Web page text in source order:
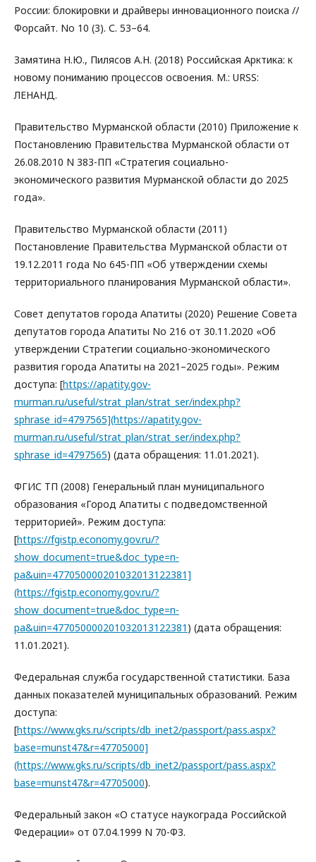
России: блокировки и драйверы инновационного поиска //
Форсайт. No 10 (3). С. 53–64.
Замятина Н.Ю., Пилясов А.Н. (2018) Российская Арктика: к
новому пониманию процессов освоения. М.: URSS:
ЛЕНАНД.
Правительство Мурманской области (2010) Приложение к
Постановлению Правительства Мурманской области от
26.08.2010 N 383-ПП «Стратегия социально-
экономического развития Мурманской области до 2025
года».
Правительство Мурманской области (2011)
Постановление Правительства Мурманской области от
19.12.2011 года No 645-ПП «Об утверждении схемы
территориального планирования Мурманской области».
Совет депутатов города Апатиты (2020) Решение Совета
депутатов города Апатиты No 216 от 30.11.2020 «Об
утверждении Стратегии социально-экономического
развития города Апатиты на 2021–2025 годы». Режим
доступа: [https://apatity.gov-
murman.ru/useful/strat_plan/strat_ser/index.php?
sphrase_id=4797565](https://apatity.gov-
murman.ru/useful/strat_plan/strat_ser/index.php?
sphrase_id=4797565) (дата обращения: 11.01.2021).
ФГИС ТП (2008) Генеральный план муниципального
образования «Город Апатиты с подведомственной
территорией». Режим доступа:
[https://fgistp.economy.gov.ru/?
show_document=true&doc_type=n-
pa&uin=477050000201032013122381]
(https://fgistp.economy.gov.ru/?
show_document=true&doc_type=n-
pa&uin=477050000201032013122381 ) (дата обращения:
11.01.2021).
Федеральная служба государственной статистики. База
данных показателей муниципальных образований. Режим
доступа:
[https://www.gks.ru/scripts/db_inet2/passport/pass.aspx?
base=munst47&r=47705000]
(https://www.gks.ru/scripts/db_inet2/passport/pass.aspx?
base=munst47&r=47705000).
Федеральный закон «О статусе наукограда Российской
Федерации» от 07.04.1999 N 70-ФЗ.